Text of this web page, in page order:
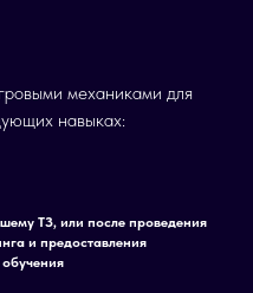
механиками для
навыках:
ТЗ, или после проведения
и предоставления